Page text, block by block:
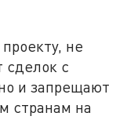
не
сделок с
и запрещают
странам на